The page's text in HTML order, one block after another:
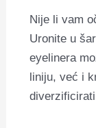
Nije li vam
Uronite u
eyelinera
liniju, već i